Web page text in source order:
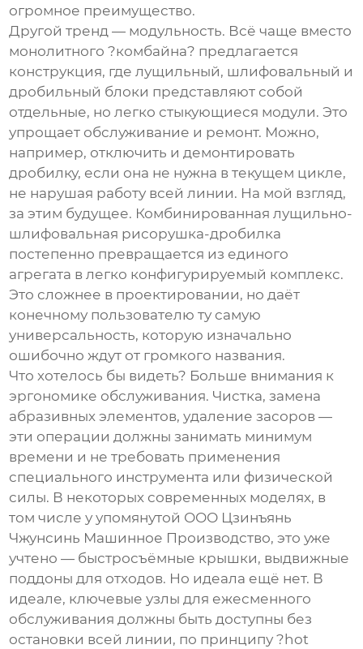
огромное преимущество.
Другой тренд — модульность. Всё чаще вместо
монолитного ?комбайна? предлагается
конструкция, где лущильный, шлифовальный и
дробильный блоки представляют собой
отдельные, но легко стыкующиеся модули. Это
упрощает обслуживание и ремонт. Можно,
например, отключить и демонтировать
дробилку, если она не нужна в текущем цикле,
не нарушая работу всей линии. На мой взгляд,
за этим будущее. Комбинированная лущильно-
шлифовальная рисорушка-дробилка
постепенно превращается из единого
агрегата в легко конфигурируемый комплекс.
Это сложнее в проектировании, но даёт
конечному пользователю ту самую
универсальность, которую изначально
ошибочно ждут от громкого названия.
Что хотелось бы видеть? Больше внимания к
эргономике обслуживания. Чистка, замена
абразивных элементов, удаление засоров —
эти операции должны занимать минимум
времени и не требовать применения
специального инструмента или физической
силы. В некоторых современных моделях, в
том числе у упомянутой ООО Цзинъянь
Чжунсинь Машинное Производство, это уже
учтено — быстросъёмные крышки, выдвижные
поддоны для отходов. Но идеала ещё нет. В
идеале, ключевые узлы для ежесменного
обслуживания должны быть доступны без
остановки всей линии, по принципу ?hot